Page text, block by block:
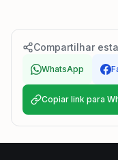
Compartilhar
WhatsApp
Copiar link para